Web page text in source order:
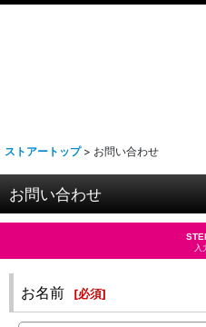
ストアートップ > お問い合わせ
お問い合わせ
入
お名前 [必須]